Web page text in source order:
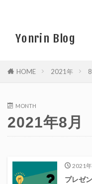
Yonrin Blog
HOME 2021年
MONTH
2021年8月
2021
プレゼ